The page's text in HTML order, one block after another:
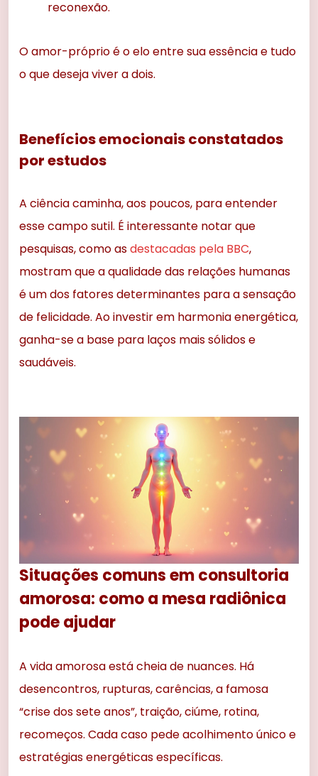
reconexão.
O amor-próprio é o elo entre sua essência e tudo
o que deseja viver a dois.
Benefícios emocionais constatados
por estudos
A ciência caminha, aos poucos, para entender
esse campo sutil. É interessante notar que
pesquisas, como asdestacadas pela BBC,
mostram que a qualidade das relações humanas
é um dos fatores determinantes para a sensação
de felicidade. Ao investir em harmonia energética,
ganha-se a base para laços mais sólidos e
saudáveis.
Situações comuns em consultoria
amorosa: como a mesa radiônica
pode ajudar
A vida amorosa está cheia de nuances. Há
desencontros, rupturas, carências, a famosa
“crise dos sete anos”, traição, ciúme, rotina,
recomeços. Cada caso pede acolhimento único e
estratégias energéticas específicas.